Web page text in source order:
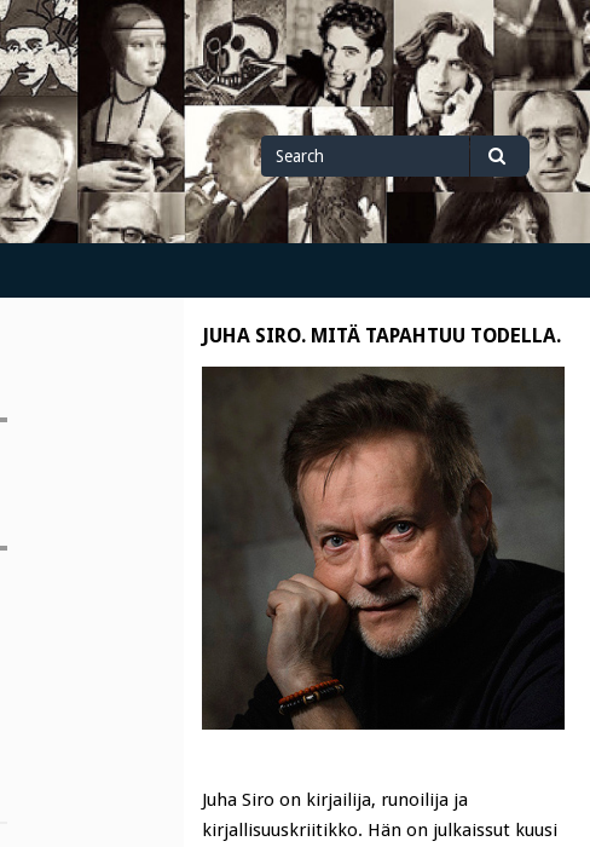
Search
for
Search
JUHA SIRO. MITÄ TAPAHTUU TODELLA.
Juha Siro on kirjailija, runoilija ja
kirjallisuuskriitikko. Hän on julkaissut kuusi